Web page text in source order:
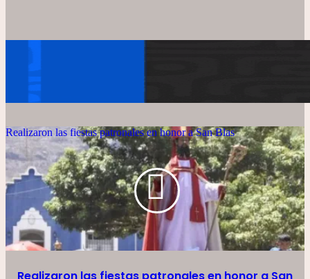
Realizaron las fiestas patronales en honor a San Blas